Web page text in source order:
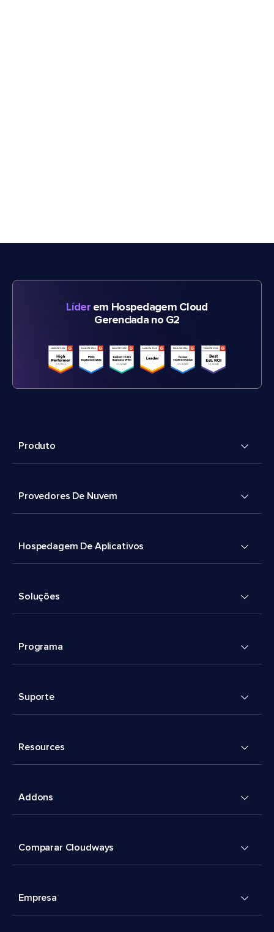
Líderem Hospedagem Cloud
Gerenciada no G2
Produto
Provedores De Nuvem
Hospedagem De Aplicativos
Soluções
Programa
Suporte
Resources
Addons
Comparar Cloudways
Empresa